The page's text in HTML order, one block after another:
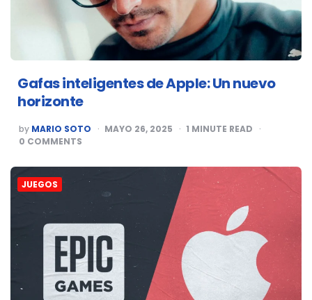
Gafas inteligentes de Apple: Un nuevo
horizonte
POSTED
BY
by MARIO SOTO MAYO 26, 2025 1 MINUTE READ
0 COMMENTS
JUEGOS